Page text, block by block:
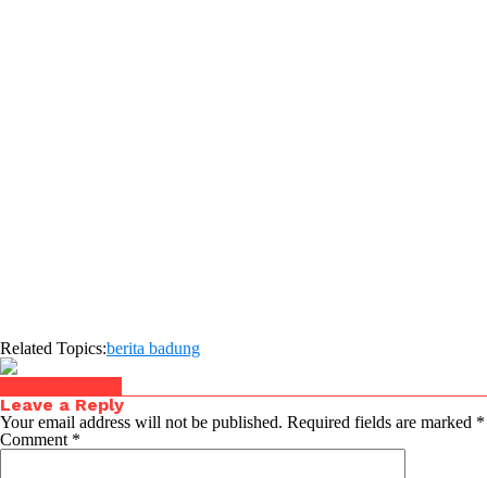
Related Topics:berita badung
Leave a Reply
Your email address will not be published. Required fields are marked *
Comment *